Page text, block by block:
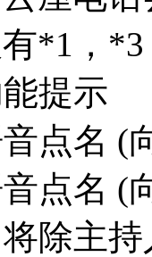
*1，
提示
点名 (
点名 (
除主